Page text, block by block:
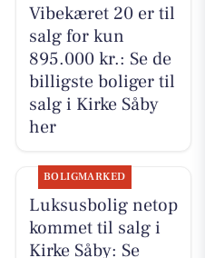
Vibekæret 20 er til
salg for kun
895.000 kr.: Se de
billigste boliger til
salg i Kirke Såby
her
BOLIGMARKED
Luksusbolig netop
kommet til salg i
Kirke Såby: Se